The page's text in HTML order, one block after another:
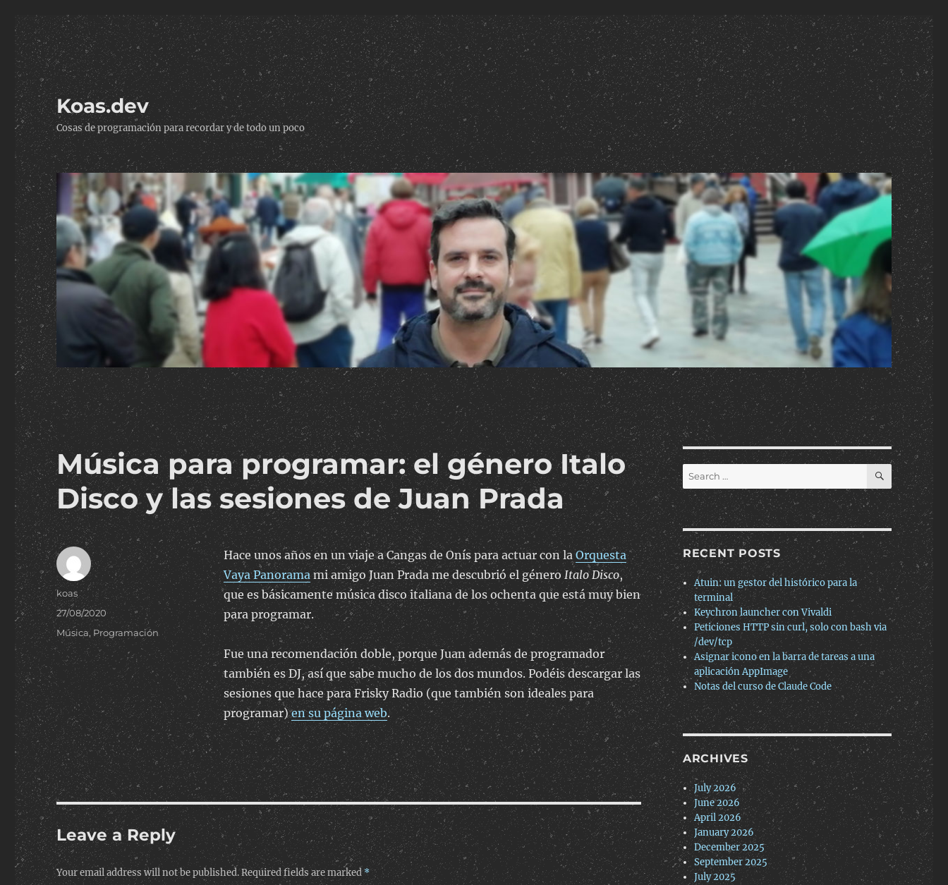
Koas.dev
Cosas de programación para recordar y de todo un poco
Música para programar: el género Italo
Disco y las sesiones de Juan Prada
Hace unos años en un viaje a Cangas de Onís para actuar con laOrquesta
Vaya Panoramami amigo Juan Prada me descubrió el género Italo Disco,
que es básicamente música disco italiana de los ochenta que está muy bien
para programar.
Fue una recomendación doble, porque Juan además de programador
también es DJ, así que sabe mucho de los dos mundos. Podéis descargar las
sesiones que hace para Frisky Radio (que también son ideales para
programar)en su página web.
Author
koas
Posted
on
27/08/2020
Categories
Música, Programación
Leave a Reply
Your email address will not be published.Required fields are marked*
Search
for:
SEARCH
RECENT POSTS
Atuin: un gestor del histórico para la
terminal
Keychron launcher con Vivaldi
Peticiones HTTP sin curl, solo con bash via
/dev/tcp
Asignar icono en la barra de tareas a una
aplicación AppImage
Notas del curso de Claude Code
ARCHIVES
July 2026
June 2026
April 2026
January 2026
December 2025
September 2025
July 2025